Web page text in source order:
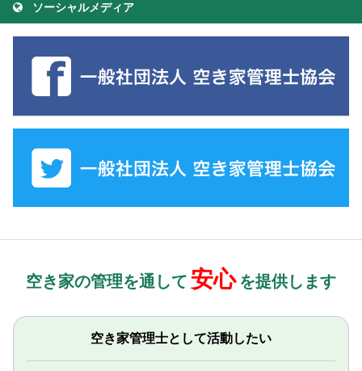
ソーシャルメディア
空き家の管理を通して 安心 を提供します
空き家管理士として活動したい